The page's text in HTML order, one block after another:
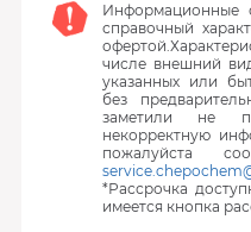
Информационные
справочный
числе внешний
указанных или
без
заметили не
некорректную
пожалуйста
*Рассрочка
имеется кнопка